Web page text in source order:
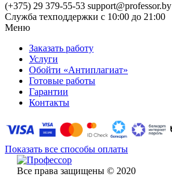
(+375) 29 379-55-53 support@professor.by
Служба техподдержки с 10:00 до 21:00
Меню
Заказать работу
Услуги
Обойти «Антиплагиат»
Готовые работы
Гарантии
Контакты
Показать все способы оплаты
Все права защищены © 2020